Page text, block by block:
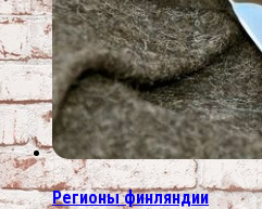
Регионы финляндии